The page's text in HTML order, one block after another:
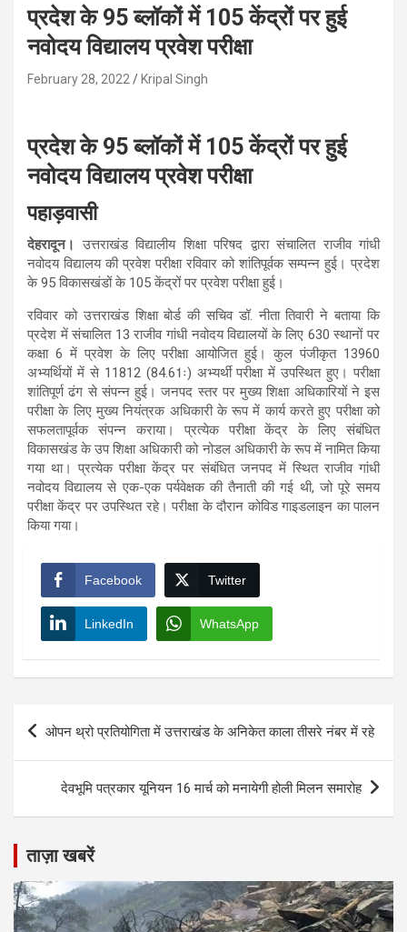
प्रदेश के 95 ब्लॉकों में 105 केंद्रों पर हुई
नवोदय विद्यालय प्रवेश परीक्षा
February 28, 2022 Kripal Singh
प्रदेश के 95 ब्लॉकों में 105 केंद्रों पर हुई
नवोदय विद्यालय प्रवेश परीक्षा
पहाड़वासी
देहरादून। उत्तराखंड विद्यालीय शिक्षा परिषद द्वारा संचालित राजीव गांधी
नवोदय विद्यालय की प्रवेश परीक्षा रविवार को शांतिपूर्वक सम्पन्न हुई। प्रदेश
के 95 विकासखंडों के 105 केंद्रों पर प्रवेश परीक्षा हुई।
रविवार को उत्तराखंड शिक्षा बोर्ड की सचिव डॉ. नीता तिवारी ने बताया कि
प्रदेश में संचालित 13 राजीव गांधी नवोदय विद्यालयों के लिए 630 स्थानों पर
कक्षा 6 में प्रवेश के लिए परीक्षा आयोजित हुई। कुल पंजीकृत 13960
अभ्यर्थियों में से 11812 (84.61ः) अभ्यर्थी परीक्षा में उपस्थित हुए। परीक्षा
शांतिपूर्ण ढंग से संपन्न हुई। जनपद स्तर पर मुख्य शिक्षा अधिकारियों ने इस
परीक्षा के लिए मुख्य नियंत्रक अधिकारी के रूप में कार्य करते हुए परीक्षा को
सफलतापूर्वक संपन्न कराया। प्रत्येक परीक्षा केंद्र के लिए संबंधित
विकासखंड के उप शिक्षा अधिकारी को नोडल अधिकारी के रूप में नामित किया
गया था। प्रत्येक परीक्षा केंद्र पर संबंधित जनपद में स्थित राजीव गांधी
नवोदय विद्यालय से एक-एक पर्यवेक्षक की तैनाती की गई थी, जो पूरे समय
परीक्षा केंद्र पर उपस्थित रहे। परीक्षा के दौरान कोविड गाइडलाइन का पालन
किया गया।
Facebook Twitter
LinkedIn WhatsApp
Post
navigation
ओपन थ्रो प्रतियोगिता में उत्तराखंड के अनिकेत काला तीसरे नंबर में रहे
देवभूमि पत्रकार यूनियन 16 मार्च को मनायेगी होली मिलन समारोह
ताज़ा खबरें